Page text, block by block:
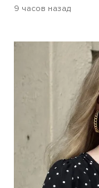
9 часов назад